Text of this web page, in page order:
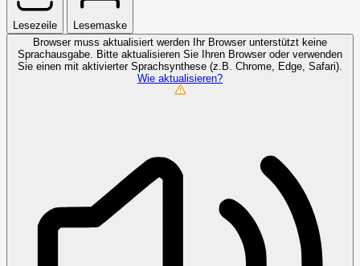
Lesezeile
Lesemaske
Browser muss aktualisiert werden
Ihr Browser unterstützt keine
Sprachausgabe. Bitte aktualisieren Sie Ihren Browser oder verwenden
Sie einen mit aktivierter Sprachsynthese (z.B. Chrome, Edge, Safari).
Wie aktualisieren?